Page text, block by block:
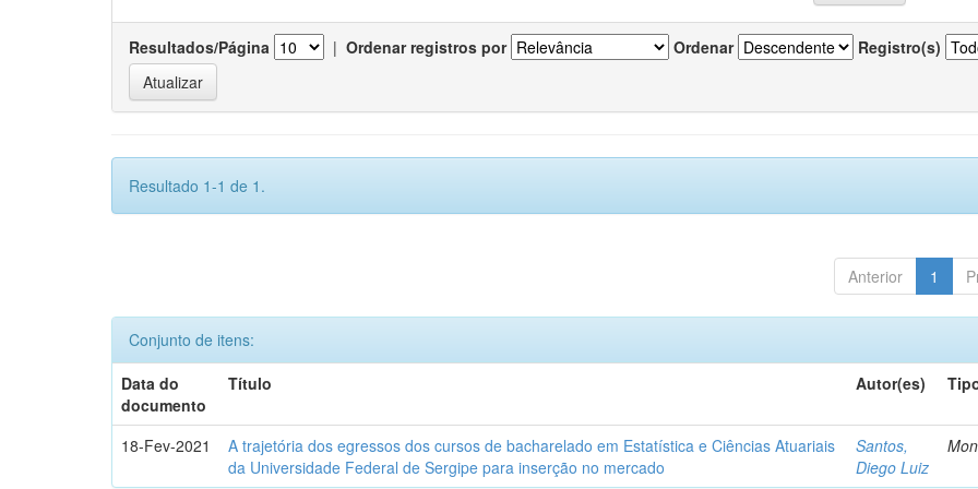
Resultados/Página | Ordenar registros por Ordenar Registro(s)
Resultado 1-1 de 1.
Anterior 1
Conjunto de itens:
Data do
documento
Título Autor(es)
18-Fev-2021
A trajetória dos egressos dos cursos de bacharelado em Estatística e Ciências Atuariais
da Universidade Federal de Sergipe para inserção no mercado
Santos,
Diego Luiz